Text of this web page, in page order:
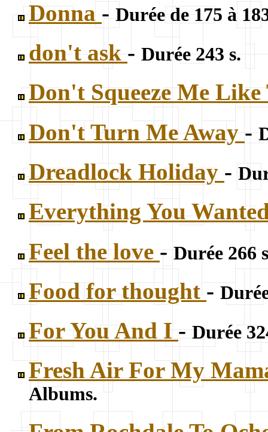
Donna - Durée de 175 à
don't ask - Durée 243 s.
Don't Squeeze Me
Don't Turn Me Away -
Dreadlock Holiday -
Everything You
Feel the love - Durée 266
Food for thought-
For You And I - Durée
Fresh Air For My
Albums.